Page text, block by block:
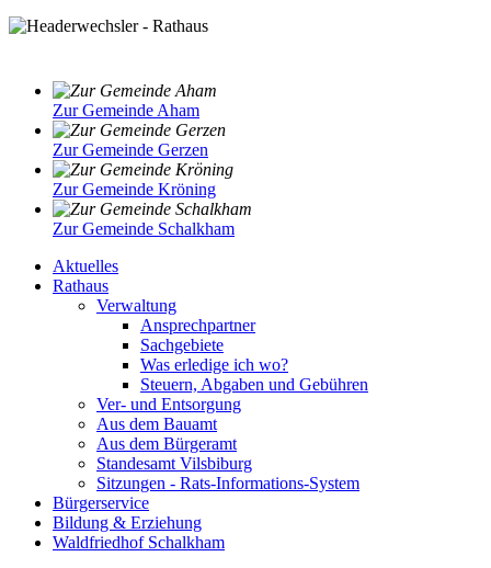
Zur Gemeinde Aham
Zur Gemeinde Gerzen
Zur Gemeinde Kröning
Zur Gemeinde Schalkham
Aktuelles
Rathaus
Verwaltung
Ansprechpartner
Sachgebiete
Was erledige ich wo?
Steuern, Abgaben und Gebühren
Ver- und Entsorgung
Aus dem Bauamt
Aus dem Bürgeramt
Standesamt Vilsbiburg
Sitzungen - Rats-Informations-System
Bürgerservice
Bildung & Erziehung
Waldfriedhof Schalkham